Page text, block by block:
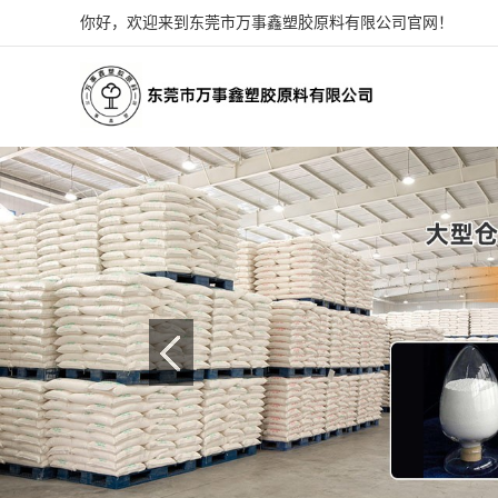
你好，欢迎来到东莞市万事鑫塑胶原料有限公司官网！